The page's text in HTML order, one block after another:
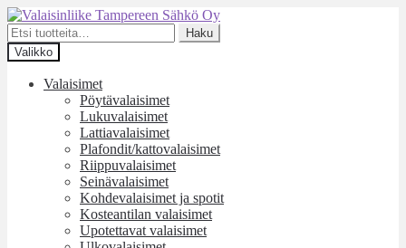
Siirry
navigointiin
Siirry
sisältöön
Etsi:
Haku
Valikko
Valaisimet
Pöytävalaisimet
Lukuvalaisimet
Lattiavalaisimet
Plafondit/kattovalaisimet
Riippuvalaisimet
Seinävalaisimet
Kohdevalaisimet ja spotit
Kosteantilan valaisimet
Upotettavat valaisimet